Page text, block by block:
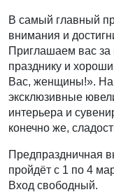
В самый главный
внимания и
Приглашаем вас за
празднику и
Вас, женщины!». На
эксклюзивные
интерьера и
конечно же,
Предпраздничная
пройдёт с 1 по 4
Вход свободный.